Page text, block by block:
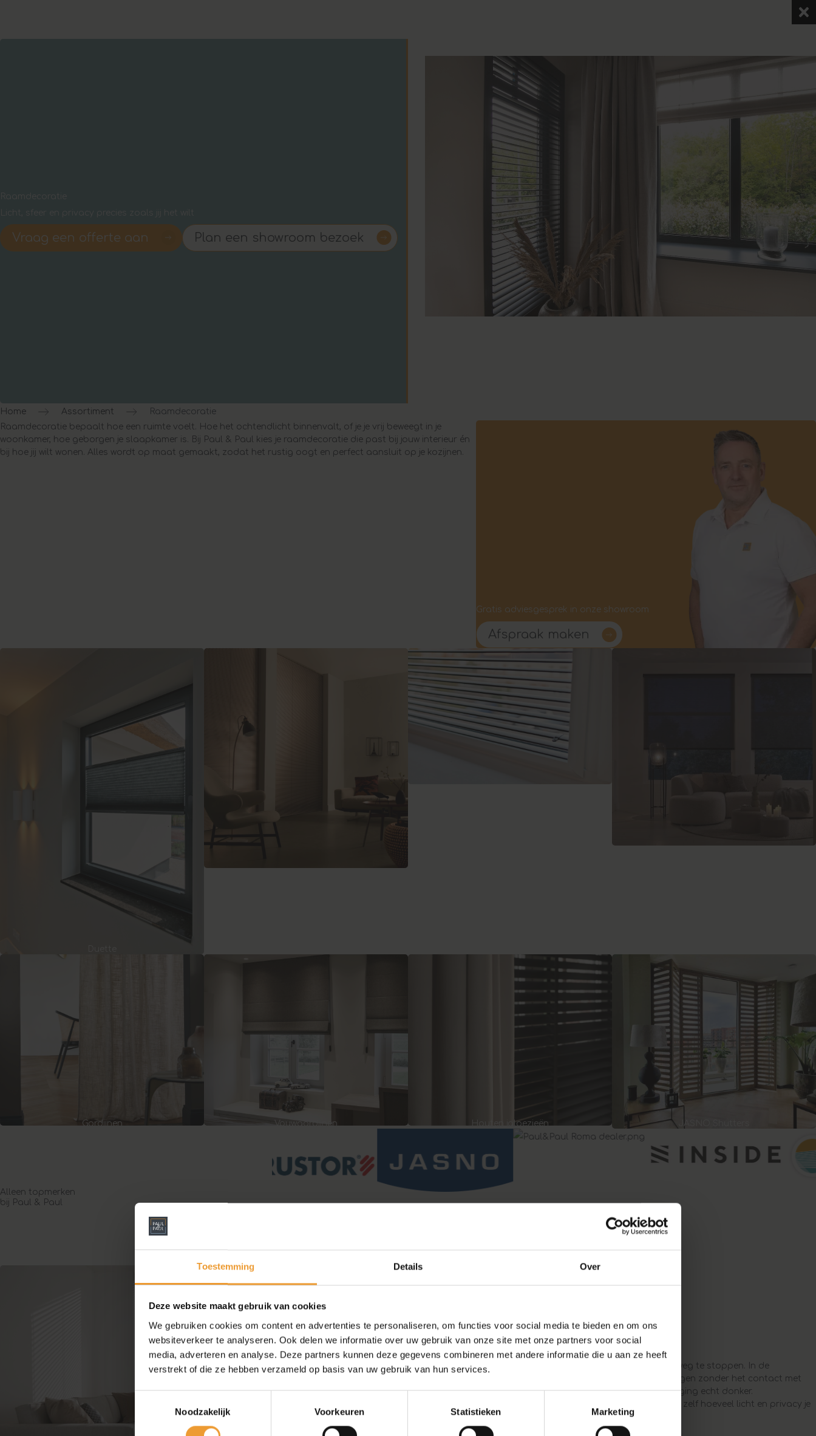
Toestemming Details Over
Deze website maakt gebruik van cookies
We gebruiken cookies om content en advertenties te personaliseren, om functies voor social media te bieden en om ons
websiteverkeer te analyseren. Ook delen we informatie over uw gebruik van onze site met onze partners voor social
media, adverteren en analyse. Deze partners kunnen deze gegevens combineren met andere informatie die u aan ze heeft
verstrekt of die ze hebben verzameld op basis van uw gebruik van hun services.
Noodzakelijk
Voorkeuren Statistieken Marketing
Vraag een offerte aan Plan een showroom bezoek
Home Assortiment
Raamdecoratie
Raamdecoratie bepaalt hoe een ruimte voelt. Hoe het ochtendlicht binnenvalt, of je je vrij beweegt in je
woonkamer, hoe geborgen je slaapkamer is. Bij Paul & Paul kies je raamdecoratie die past bij jouw interieur én
bij hoe jij wilt wonen. Alles wordt op maat gemaakt, zodat het rustig oogt en perfect aansluit op je kozijnen.
Gratis adviesgesprek in onze showroom
Afspraak maken
Gordijnen Vouwgordijnen Houten jaloezieën JASNO Shutters
Alleen topmerken
bij Paul & Paul
Licht dat meewerkt met jouw dag
Met de juiste raamdecoratie filter je het licht in plaats van het weg te stoppen. In de
woonkamer maak je fel licht zacht, in de keuken houd je inkijk tegen zonder het contact met
buiten te verliezen en in de slaapkamer trek je alles in één beweging echt donker.
Lichtdoorlatend, semi-transparant of verduisterend: je bepaalt zelf hoeveel licht en privacy je
op elk moment wilt. Zo voelt elke ruimte net wat meer als thuis.